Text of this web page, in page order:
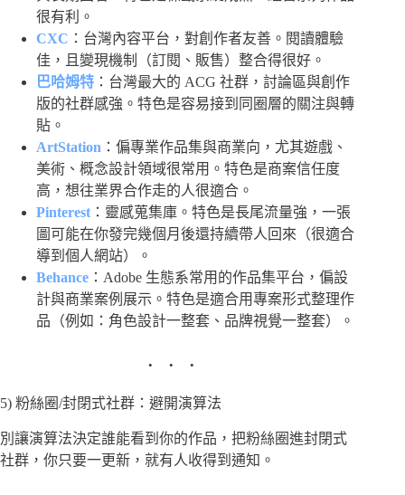
很有利。
CXC ：台灣內容平台，對創作者友善。閱讀體驗
佳，且變現機制（訂閱、販售）整合得很好。
巴哈姆特 ：台灣最大的 ACG 社群，討論區與創作
版的社群感強。特色是容易接到同圈層的關注與轉
貼。
ArtStation ：偏專業作品集與商業向，尤其遊戲、
美術、概念設計領域很常用。特色是商案信任度
高，想往業界合作走的人很適合。
Pinterest ：靈感蒐集庫。特色是長尾流量強，一張
圖可能在你發完幾個月後還持續帶人回來（很適合
導到個人網站）。
Behance ：Adobe 生態系常用的作品集平台，偏設
計與商業案例展示。特色是適合用專案形式整理作
品（例如：角色設計一整套、品牌視覺一整套）。
5) 粉絲圈/封閉式社群：避開演算法
別讓演算法決定誰能看到你的作品，把粉絲圈進封閉式
社群，你只要一更新，就有人收得到通知。